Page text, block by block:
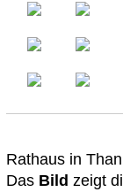
Rathaus in
Das Bild zeigt